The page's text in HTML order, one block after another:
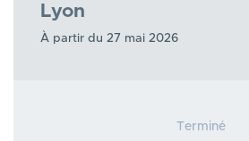
Lyon
À partir du 27 mai 2026
Terminé